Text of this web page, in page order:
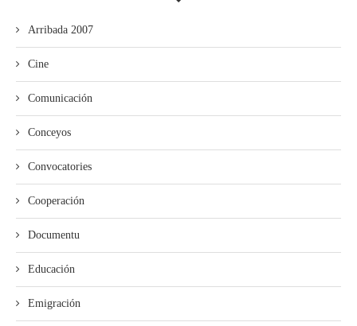
Arribada 2007
Cine
Comunicación
Conceyos
Convocatories
Cooperación
Documentu
Educación
Emigración